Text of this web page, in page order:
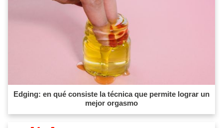
Edging: en qué consiste la técnica que permite lograr un
mejor orgasmo